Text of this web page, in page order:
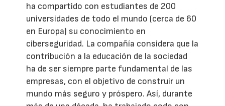
ha compartido con estudiantes de 200
universidades de todo el mundo (cerca de 60
en Europa) su conocimiento en
ciberseguridad. La compañía considera que la
contribución a la educación de la sociedad
ha de ser siempre parte fundamental de las
empresas, con el objetivo de construir un
mundo más seguro y próspero. Así, durante